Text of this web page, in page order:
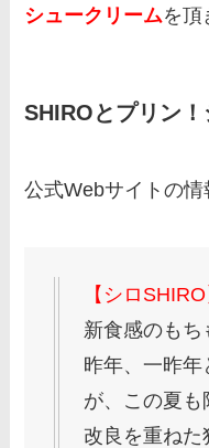
シュークリームを頂
SHIROとプリン
公式Webサイトの情
【シロSHIRO
新食感のもち
昨年、一昨年
が、この夏も
改良を重ねた